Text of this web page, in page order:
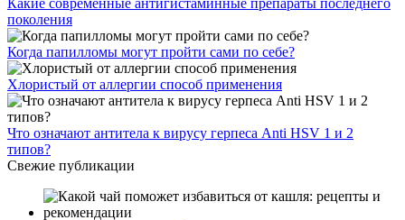
Какие современные антигистаминные препараты последнего
поколения
Когда папилломы могут пройти сами по себе?
Хлористый от аллергии способ применения
Что означают антитела к вирусу герпеса Anti HSV 1 и 2
типов?
Свежие публикации